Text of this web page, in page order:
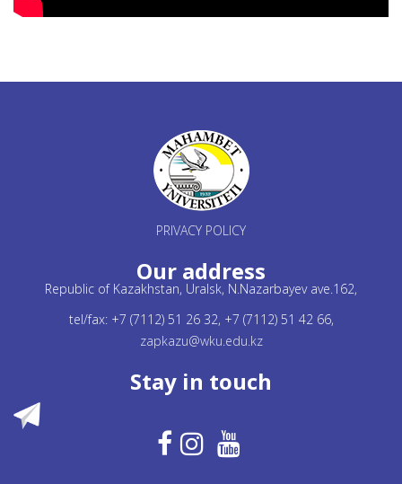
PRIVACY POLICY
Our address
Republic of Kazakhstan, Uralsk, N.Nazarbayev ave.162,
tel/fax: +7 (7112) 51 26 32, +7 (7112) 51 42 66,
zapkazu@wku.edu.kz
Stay in touch